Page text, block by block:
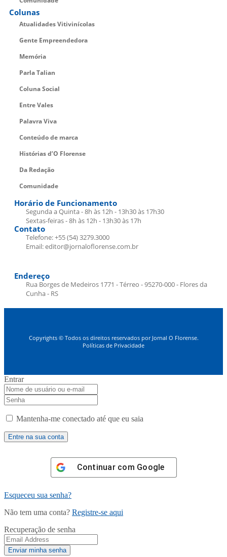
Colunas
Atualidades Vitivinícolas
Gente Empreendedora
Memória
Parla Talian
Coluna Social
Entre Vales
Palavra Viva
Conteúdo de marca
Histórias d’O Florense
Da Redação
Comunidade
Horário de Funcionamento
Segunda a Quinta - 8h às 12h - 13h30 às 17h30
Sextas-feiras - 8h às 12h - 13h30 às 17h
Contato
Telefone: +55 (54) 3279.3000
Email: editor@jornaloflorense.com.br
Endereço
Rua Borges de Medeiros 1771 - Térreo - 95270-000 - Flores da
Cunha - RS
Copyrights © Todos os direitos reservados por Jornal O Florense.
Políticas de Privacidade
Entrar
Mantenha-me conectado até que eu saia
Continuar com Google
Esqueceu sua senha?
Não tem uma conta? Registre-se aqui
Recuperação de senha